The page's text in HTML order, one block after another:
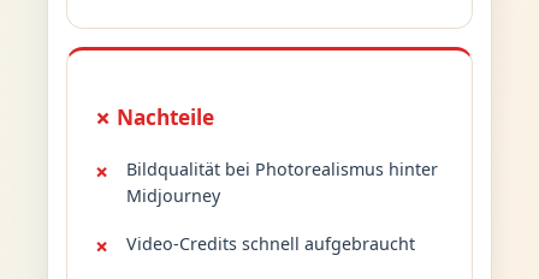
✗ Nachteile
Bildqualität bei Photorealismus hinter
Midjourney
Video-Credits schnell aufgebraucht